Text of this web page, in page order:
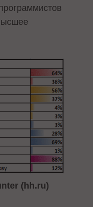
(hh.ru)